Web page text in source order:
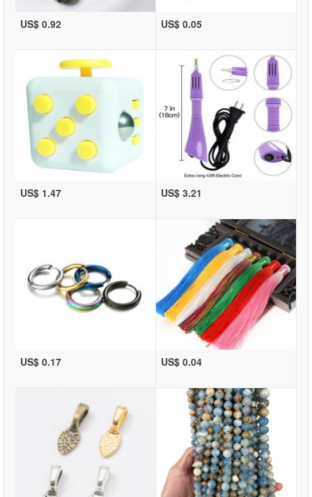
US$ 0.92 US$ 0.05
US$ 1.47 US$ 3.21
US$ 0.17 US$ 0.04